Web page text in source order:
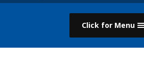
Click for Menu